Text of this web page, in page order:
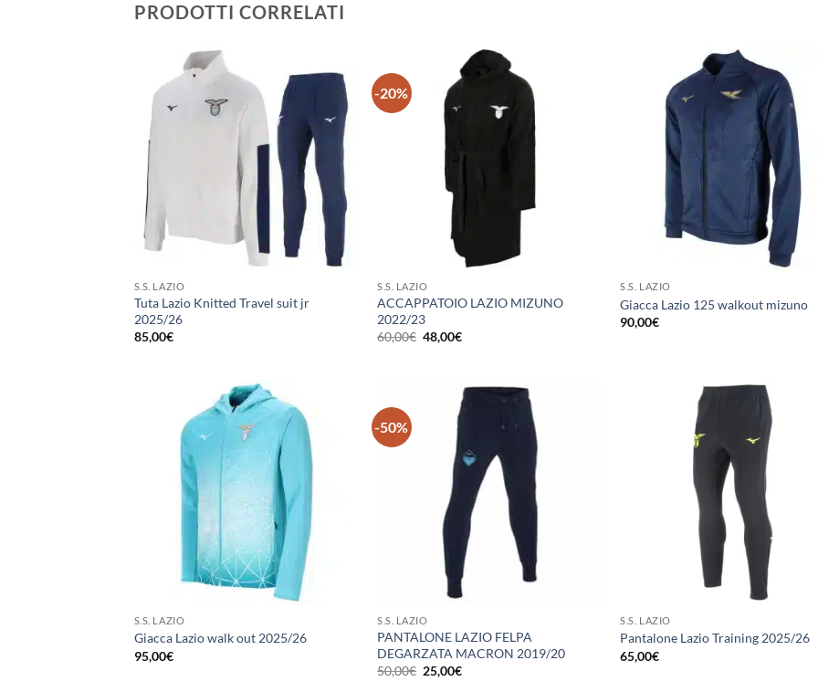
PRODOTTI CORRELATI
S.S. LAZIO
Tuta Lazio Knitted Travel suit jr
2025/26
85,00€
-20%
S.S. LAZIO
ACCAPPATOIO LAZIO MIZUNO
2022/23
60,00€ Il
prezzo
60,00€.
48,00€Il
48,00€.
S.S. LAZIO
Giacca Lazio 125 walkout mizuno
90,00€
S.S. LAZIO
Giacca Lazio walk out 2025/26
95,00€
-50%
S.S. LAZIO
PANTALONE LAZIO FELPA
DEGARZATA MACRON 2019/20
50,00€ Il
prezzo
25,00€Il
S.S. LAZIO
Pantalone Lazio Training 2025/26
65,00€